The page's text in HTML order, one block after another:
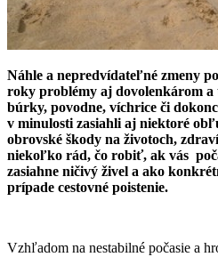
Náhle a nepredvídateľné zmeny
roky problémy aj dovolenkárom a
búrky, povodne, víchrice či
v minulosti zasiahli aj niektoré
obrovské škody na životoch,
niekoľko rád, čo robiť, ak vás
zasiahne ničivý živel a ako
prípade cestovné poistenie.
Vzhľadom na nestabilné počasie a